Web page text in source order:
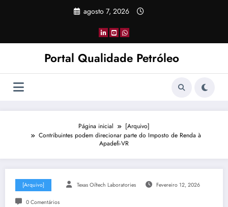
agosto 7, 2026
Portal Qualidade Petróleo
Página inicial
[Arquivo]
Contribuintes podem direcionar parte do Imposto de Renda à
Apadefi-VR
[Arquivo] Texas Oiltech Laboratories Fevereiro 12, 2026
0 Comentários